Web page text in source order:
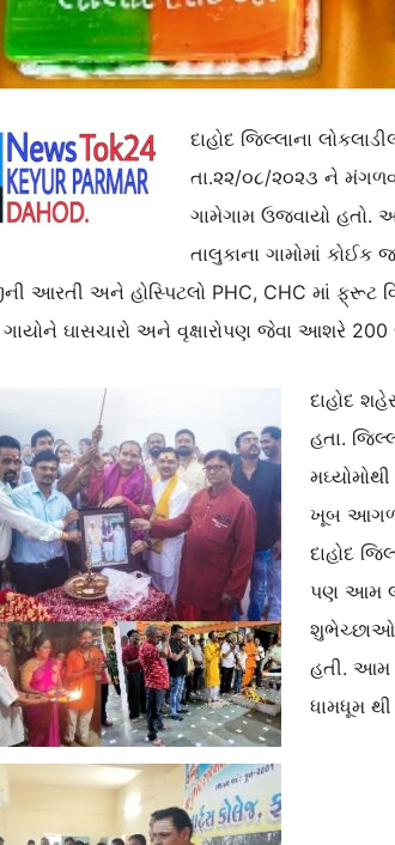
દાહોદ જિલ્લાના
તા.૨૨/૦૮/૨૦૨૩ ને
ગામેગામ ઉજવાયો હતો.
તાલુકાના ગામોમાં
આરતી અને હોસ્પિટલો PHC, CHC માં ફ્રૂટ
ગાયોને ઘાસચારો અને વૃક્ષારોપણ જેવા આશરે 200
દાહોદ
હતા.
ખૂબ આગળ
દાહોદ
પણ આમ
શુભેચ્છાઓ
હતી. આમ
ધામધૂમ